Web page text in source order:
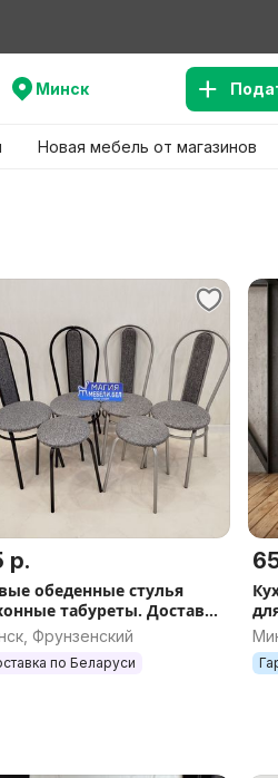
Минск
Новая мебель от магазинов
р.
обеденные стулья
табуреты. Доставка
Фрунзенский
по Беларуси